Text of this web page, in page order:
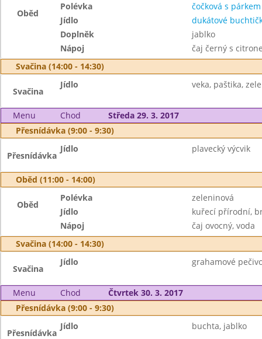
Oběd
Polévka
čočková s párkem
Jídlo
dukátové
Doplněk
jablko
Nápoj
čaj černý s
Svačina (14:00 - 14:30)
Svačina
Jídlo veka, paštika,
Menu Chod
Středa 29. 3. 2017
Přesnídávka (9:00 - 9:30)
Přesnídávka
Jídlo plavecký výcvik
Oběd (11:00 - 14:00)
Oběd
Polévka
zeleninová
Jídlo
kuřecí přírodní,
Nápoj
čaj ovocný, voda
Svačina (14:00 - 14:30)
Svačina
Jídlo grahamové
Menu Chod
Čtvrtek 30. 3. 2017
Přesnídávka (9:00 - 9:30)
Přesnídávka
Jídlo buchta, jablko